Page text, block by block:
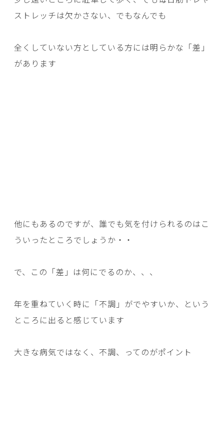
ストレッチは欠かさない、でもなんでも
全くしていない方としている方には明らかな「差」
があります
他にもあるのですが、誰でも気を付けられるのはこ
ういったところでしょうか・・
で、この「差」は何にでるのか、、、
年を重ねていく時に「不調」がでやすいか、という
ところに出ると感じています
大きな病気ではなく、不調、ってのがポイント